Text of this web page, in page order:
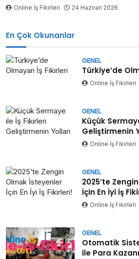
Online İş Fikirleri 24 Haziran 2026
En Çok Okunanlar
GENEL
Türkiye’de
Online İş Fikirleri
GENEL
Küçük
Geliştirmenin
Online İş Fikirleri
GENEL
2025’te
İçin En İyi İş
Online İş Fikirleri
GENEL
Otomatik
ile Para